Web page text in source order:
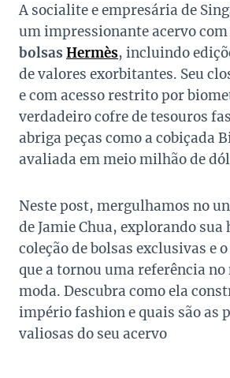
A socialite e empresária de
um impressionante acervo
bolsas Hermès, incluindo
de valores exorbitantes. Seu
e com acesso restrito por
verdadeiro cofre de tesouros
abriga peças como a cobiçada
avaliada em meio milhão de
Neste post, mergulhamos no
de Jamie Chua, explorando
coleção de bolsas exclusivas e
que a tornou uma referência no
moda. Descubra como ela
império fashion e quais são as
valiosas do seu acervo